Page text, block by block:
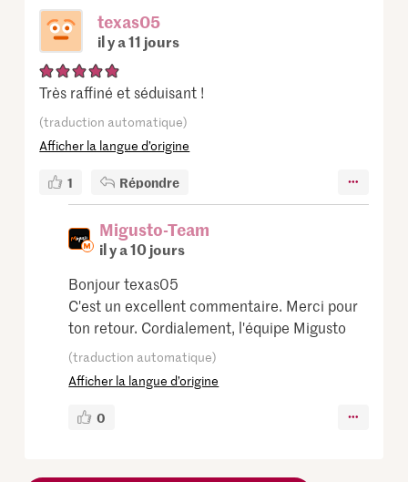
texas05
il y a 11 jours
Très raffiné et séduisant !
(traduction automatique)
Afficher la langue d’origine
1 Répondre
Migusto-Team
il y a 10 jours
Bonjour texas05
C'est un excellent commentaire. Merci pour
ton retour. Cordialement, l'équipe Migusto
(traduction automatique)
Afficher la langue d’origine
0